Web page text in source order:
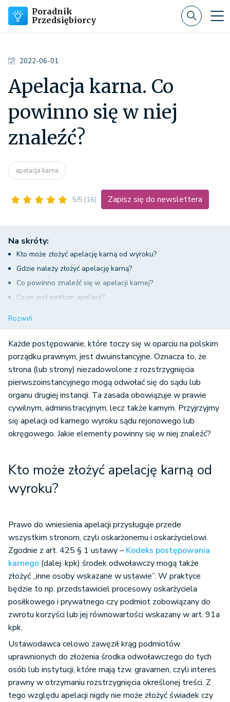
Poradnik
Przedsiębiorcy
2022-06-01
Apelacja karna. Co
powinno się w niej
znaleźć?
apelacja karna
5/5 (16) Zapisz się do newslettera
Na skróty:
Kto może złożyć apelację karną od wyroku?
Gdzie należy złożyć apelację karną?
Co powinno znaleźć się w apelacji karnej?
Czym jest petitum apelacji?
Kierunek zaskarżenia
Jakie zarzuty apelacyjne możesz podnieść w skardze karnej?
Czym są bezwzględne przyczyny odwoławcze?
Wnioski końcowe apelacji
Uzasadnienie apelacji
O czym jeszcze warto pamiętać?
Rozwiń
Każde postępowanie, które toczy się w oparciu na polskim
porządku prawnym, jest dwuinstancyjne. Oznacza to, że
strona (lub strony) niezadowolone z rozstrzygnięcia
pierwszoinstancyjnego mogą odwołać się do sądu lub
organu drugiej instancji. Ta zasada obowiązuje w prawie
cywilnym, administracyjnym, lecz także karnym. Przyjrzyjmy
się apelacji od karnego wyroku sądu rejonowego lub
okręgowego. Jakie elementy powinny się w niej znaleźć?
Kto może złożyć apelację karną od
wyroku?
Prawo do wniesienia apelacji przysługuje przede
wszystkim stronom, czyli oskarżonemu i oskarżycielowi.
Zgodnie z art. 425 § 1 ustawy – Kodeks postępowania
karnego (dalej: kpk) środek odwoławczy mogą także
złożyć „inne osoby wskazane w ustawie”. W praktyce
będzie to np. przedstawiciel procesowy oskarżyciela
posiłkowego i prywatnego czy podmiot zobowiązany do
zwrotu korzyści lub jej równowartości wskazany w art. 91a
kpk.
Ustawodawca celowo zawęził krąg podmiotów
uprawnionych do złożenia środka odwoławczego do tych
osób lub instytucji, które mają tzw. gravamen, czyli interes
prawny w otrzymaniu rozstrzygnięcia określonej treści. Z
tego względu apelacji nigdy nie może złożyć świadek czy